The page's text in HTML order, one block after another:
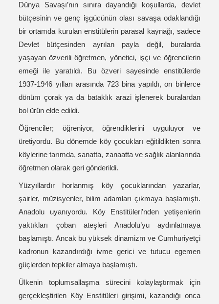
Dünya Savaşı’nın sınıra dayandığı koşullarda, devlet
bütçesinin ve genç işgücünün olası savaşa odaklandığı
bir ortamda kurulan enstitülerin parasal kaynağı, sadece
Devlet bütçesinden ayrılan payla değil, buralarda
yaşayan özverili öğretmen, yönetici, işçi ve öğrencilerin
emeği ile yaratıldı. Bu özveri sayesinde enstitülerde
1937-1946 yılları arasında 723 bina yapıldı, on binlerce
dönüm çorak ya da bataklık arazi işlenerek buralardan
bol ürün elde edildi.
Öğrenciler; öğreniyor, öğrendiklerini uyguluyor ve
üretiyordu. Bu dönemde köy çocukları eğitildikten sonra
köylerine tarımda, sanatta, zanaatta ve sağlık alanlarında
öğretmen olarak geri gönderildi.
Yüzyıllardır horlanmış köy çocuklarından yazarlar,
şairler, müzisyenler, bilim adamları çıkmaya başlamıştı.
Anadolu uyanıyordu. Köy Enstitüleri’nden yetişenlerin
yaktıkları çoban ateşleri Anadolu’yu aydınlatmaya
başlamıştı. Ancak bu yüksek dinamizm ve Cumhuriyetçi
kadronun kazandırdığı ivme gerici ve tutucu egemen
güçlerden tepkiler almaya başlamıştı.
Ülkenin toplumsallaşma sürecini kolaylaştırmak için
gerçekleştirilen Köy Enstitüleri girişimi, kazandığı onca